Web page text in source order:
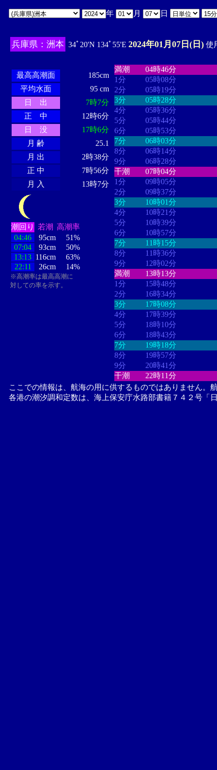
年 月 日
兵庫県：洲本 34ﾟ20'N 134ﾟ55'E 2024年01月07日(日) 使
最高高潮面
185cm
平均水面
95 cm
日 出
7時7分
正 中
12時6分
日 没
17時6分
月 齢
25.1
月 出
2時38分
正 中
7時56分
月 入
13時7分
潮回り 若潮 高潮率
04:46
95cm
51%
07:04
93cm
50%
13:13 116cm
63%
22:11
26cm 14%
※高潮率は最高高潮に
対しての率を示す。
満潮
04時46分
1分
05時08分
2分
05時19分
3分
05時28分
4分
05時36分
5分
05時44分
6分
05時53分
7分
06時03分
8分
06時14分
9分
06時28分
干潮
07時04分
1分
09時05分
2分
09時37分
3分
10時01分
4分
10時21分
5分
10時39分
6分
10時57分
7分
11時15分
8分
11時36分
9分
12時02分
満潮
13時13分
1分
15時48分
2分
16時34分
3分
17時08分
4分
17時39分
5分
18時10分
6分
18時43分
7分
19時18分
8分
19時57分
9分
20時41分
干潮
22時11分
ここでの情報は、航海の用に供するものではありません。
各港の潮汐調和定数は、海上保安庁水路部書籍７４２号「